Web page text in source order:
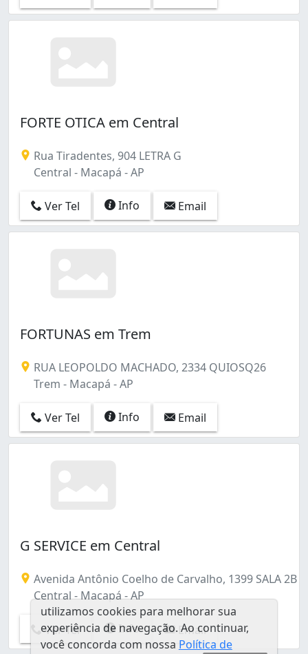
FORTE OTICA em Central
Rua Tiradentes, 904 LETRA G
Central - Macapá - AP
Ver Tel Info Email
FORTUNAS em Trem
RUA LEOPOLDO MACHADO, 2334 QUIOSQ26
Trem - Macapá - AP
Ver Tel Info Email
G SERVICE em Central
Avenida Antônio Coelho de Carvalho, 1399 SALA 2B
Central - Macapá - AP
Ver Tel Info Email
utilizamos cookies para melhorar sua
experiência de navegação. Ao continuar,
você concorda com nossa Política de